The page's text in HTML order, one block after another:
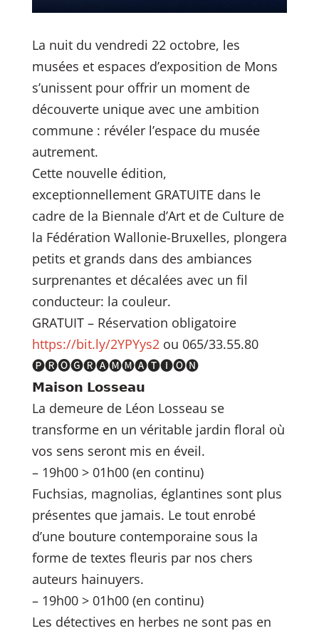
La nuit du vendredi 22 octobre, les
musées et espaces d’exposition de Mons
s’unissent pour offrir un moment de
découverte unique avec une ambition
commune : révéler l’espace du musée
autrement.
Cette nouvelle édition,
exceptionnellement GRATUITE dans le
cadre de la Biennale d’Art et de Culture de
la Fédération Wallonie-Bruxelles, plongera
petits et grands dans des ambiances
surprenantes et décalées avec un fil
conducteur: la couleur.
GRATUIT – Réservation obligatoire
https://bit.ly/2YPYys2 ou 065/33.55.80
🅟🅡🅞🅖🅡🅐🅜🅜🅐🅣🅘🅞🅝
𝗠𝗮𝗶𝘀𝗼𝗻 𝗟𝗼𝘀𝘀𝗲𝗮𝘂
La demeure de Léon Losseau se
transforme en un véritable jardin floral où
vos sens seront mis en éveil.
– 19h00 > 01h00 (en continu)
Fuchsias, magnolias, églantines sont plus
présentes que jamais. Le tout enrobé
d’une bouture contemporaine sous la
forme de textes fleuris par nos chers
auteurs hainuyers.
– 19h00 > 01h00 (en continu)
Les détectives en herbes ne sont pas en